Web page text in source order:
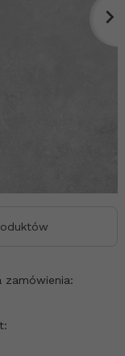
zamówienia: